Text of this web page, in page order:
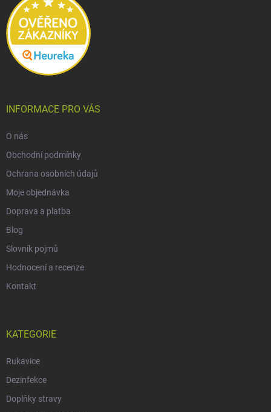
INFORMACE PRO VÁS
O nás
Obchodní podmínky
Ochrana osobních údajů
Moje objednávka
Doprava a platba
Blog
Slovník pojmů
Hodnocení a recenze
Kontakt
KATEGORIE
Rukavice
Dezinfekce
Doplňky stravy